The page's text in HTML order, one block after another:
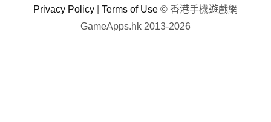
Privacy Policy
Terms of Use © 香港手機遊戲網
GameApps.hk 2013-2026